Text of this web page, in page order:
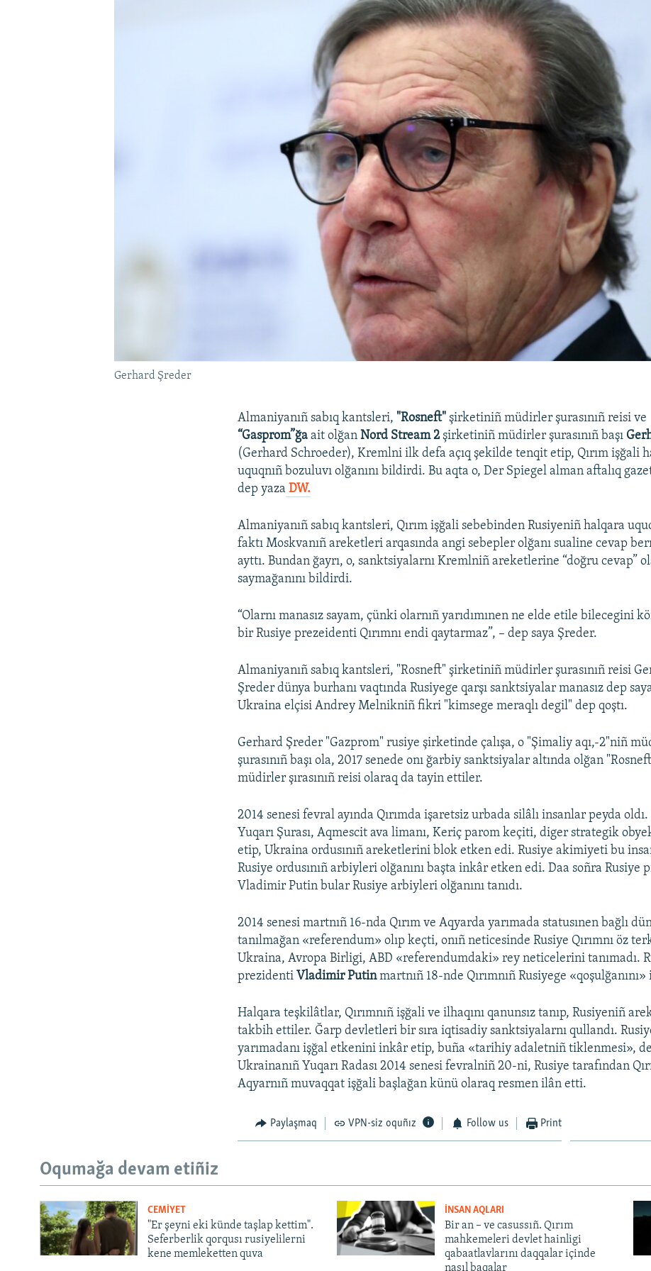
Gerhard Şreder
Almaniyanıñ sabıq kantsleri, "Rosneft" şirketiniñ müdirler şurasınıñ reisi ve
“Gasprom”ğaait olğanNord Stream 2şirketiniñ müdirler şurasınıñ başı
(Gerhard Schroeder), Kremlni ilk defa açıq şekilde tenqit etip, Qırım işğali
uquqnıñ bozuluvı olğanını bildirdi. Bu aqta o, Der Spiegel alman aftalıq
dep yaza DW.
Almaniyanıñ sabıq kantsleri, Qırım işğali sebebinden Rusiyeniñ halqara
faktı Moskvanıñ areketleri arqasında angi sebepler olğanı sualine cevap
ayttı. Bundan ğayrı, o, sanktsiyalarnı Kremlniñ areketlerine “doğru cevap”
saymağanını bildirdi.
“Olarnı manasız sayam, çünki olarnıñ yarıdımınen ne elde etile bilecegini
bir Rusiye prezeidenti Qırımnı endi qaytarmaz”, – dep saya Şreder.
Almaniyanıñ sabıq kantsleri, "Rosneft" şirketiniñ müdirler şurasınıñ reisi
Şreder dünya burhanı vaqtında Rusiyege qarşı sanktsiyalar manasız dep
Ukraina elçisi Andrey Melnikniñ fikri "kimsege meraqlı degil" dep qoştı.
Gerhard Şreder "Gazprom" rusiye şirketinde çalışa, o "Şimaliy aqı,-2"niñ
şurasınıñ başı ola, 2017 senede onı ğarbiy sanktsiyalar altında olğan
müdirler şırasınıñ reisi olaraq da tayin ettiler.
2014 senesi fevral ayında Qırımda işaretsiz urbada silâlı insanlar peyda oldı.
Yuqarı Şurası, Aqmescit ava limanı, Keriç parom keçiti, diger strategik
etip, Ukraina ordusınıñ areketlerini blok etken edi. Rusiye akimiyeti bu
Rusiye ordusınıñ arbiyleri olğanını başta inkâr etken edi. Daa soñra Rusiye
Vladimir Putin bular Rusiye arbiyleri olğanını tanıdı.
2014 senesi martnıñ 16-nda Qırım ve Aqyarda yarımada statusınen bağlı
tanılmağan «referendum» olıp keçti, onıñ neticesinde Rusiye Qırımnı öz
Ukraina, Avropa Birligi, ABD «referendumdaki» rey neticelerini tanımadı.
prezidenti Vladimir Putinmartnıñ 18-nde Qırımnıñ Rusiyege
Halqara teşkilâtlar, Qırımnıñ işğali ve ilhaqını qanunsız tanıp, Rusiyeniñ
takbih ettiler. Ğarp devletleri bir sıra iqtisadiy sanktsiyalarnı qullandı.
yarımadanı işğal etkenini inkâr etip, buña «tarihiy adaletniñ tiklenmesi»,
Ukrainanıñ Yuqarı Radası 2014 senesi fevralniñ 20-ni, Rusiye tarafından
Aqyarnıñ muvaqqat işğali başlağan künü olaraq resmen ilân etti.
Paylaşmaq VPN-siz oquñız Follow us Print
Oqumağa devam etiñiz
CEMİYET
"Er şeyni eki künde taşlap kettim".
Seferberlik qorqusı rusiyelilerni
kene memleketten quva
İNSAN AQLARI
Bir an – ve casussıñ. Qırım
mahkemeleri devlet hainligi
qabaatlavlarını daqqalar içinde
nasıl baqalar